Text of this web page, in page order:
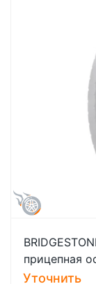
прицепная
Уточнить